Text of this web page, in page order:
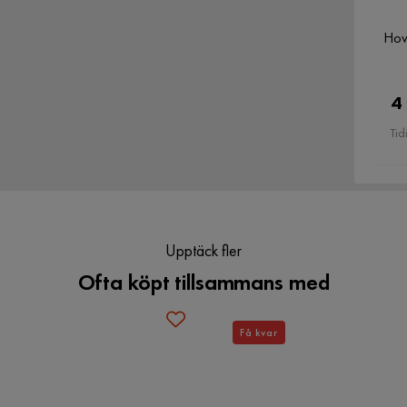
4
Upptäck fler
Ofta köpt tillsammans med
Få kvar